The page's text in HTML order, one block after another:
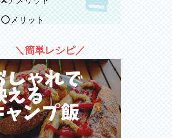
⭕️メリット
板・風防板についてよくある
質問
対流式石油ストーブに反射板
を使うとめっちゃ暖かい
＼簡単レシピ／